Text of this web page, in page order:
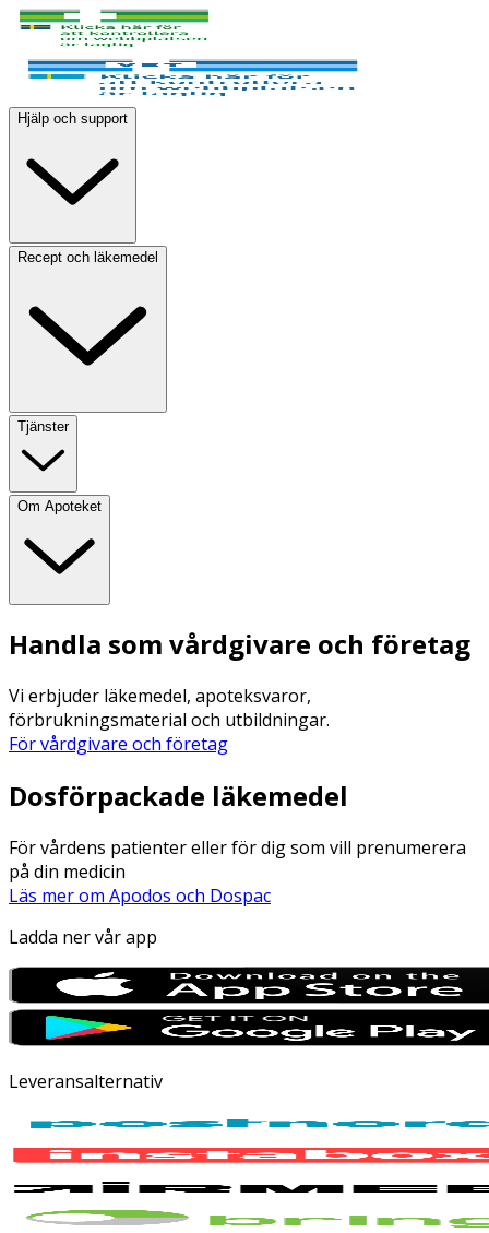
Hjälp och support
Recept och läkemedel
Tjänster
Om Apoteket
Handla som vårdgivare och företag
Vi erbjuder läkemedel, apoteksvaror,
förbrukningsmaterial och utbildningar.
För vårdgivare och företag
Dosförpackade läkemedel
För vårdens patienter eller för dig som vill prenumerera
på din medicin
Läs mer om Apodos och Dospac
Ladda ner vår app
Leveransalternativ